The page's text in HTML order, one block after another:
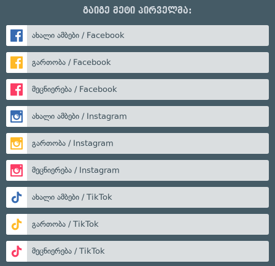
გაიგე მეტი პირველმა:
ახალი ამბები / Facebook
გართობა / Facebook
მეცნიერება / Facebook
ახალი ამბები / Instagram
გართობა / Instagram
მეცნიერება / Instagram
ახალი ამბები / TikTok
გართობა / TikTok
მეცნიერება / TikTok